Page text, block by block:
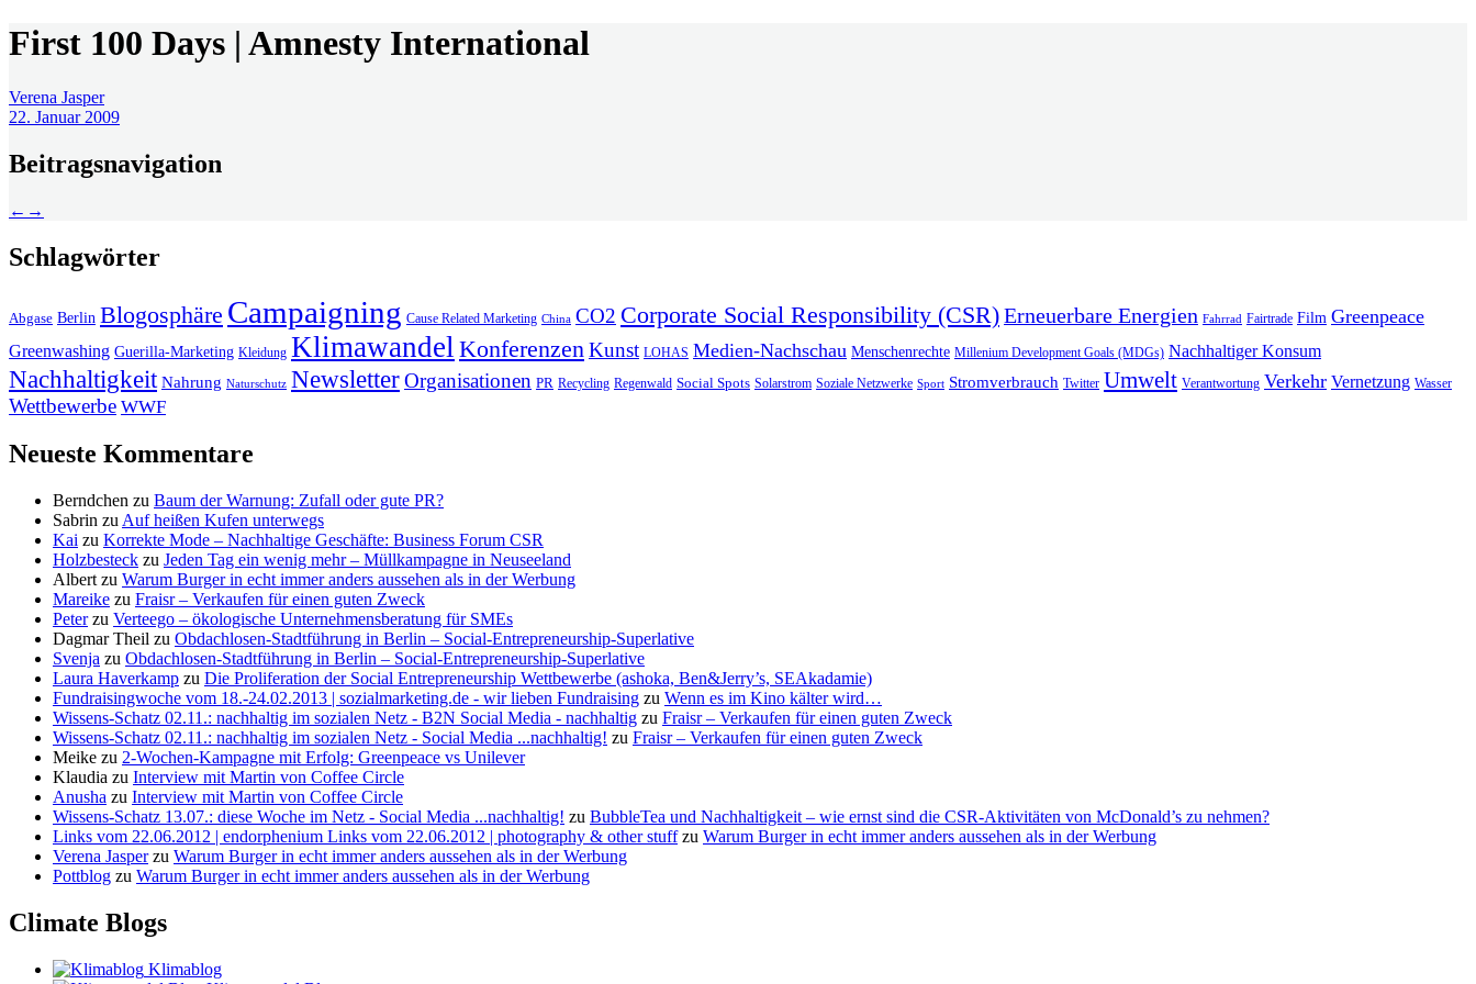
First 100 Days | Amnesty International
Verena Jasper
22. Januar 2009
Beitragsnavigation
← →
Schlagwörter
Abgase Berlin Blogosphäre Campaigning Cause Related Marketing China CO2 Corporate Social Responsibility (CSR)Erneuerbare Energien Fahrrad Fairtrade Film Greenpeace
Greenwashing Guerilla-Marketing Kleidung Klimawandel Konferenzen Kunst LOHAS Medien-Nachschau Menschenrechte Millenium Development Goals (MDGs) Nachhaltiger Konsum
Nachhaltigkeit Nahrung Naturschutz NewsletterOrganisationen PR Recycling Regenwald Social Spots Solarstrom Soziale Netzwerke Sport Stromverbrauch Twitter Umwelt Verantwortung Verkehr Vernetzung Wasser
Wettbewerbe WWF
Neueste Kommentare
Berndchen zu Baum der Warnung: Zufall oder gute PR?
Sabrin zu Auf heißen Kufen unterwegs
Kai zu Korrekte Mode – Nachhaltige Geschäfte: Business Forum CSR
Holzbesteck zu Jeden Tag ein wenig mehr – Müllkampagne in Neuseeland
Albert zu Warum Burger in echt immer anders aussehen als in der Werbung
Mareike zu Fraisr – Verkaufen für einen guten Zweck
Peterzu Verteego – ökologische Unternehmensberatung für SMEs
Dagmar Theil zu Obdachlosen-Stadtführung in Berlin – Social-Entrepreneurship-Superlative
Svenja zu Obdachlosen-Stadtführung in Berlin – Social-Entrepreneurship-Superlative
Laura Haverkamp zu Die Proliferation der Social Entrepreneurship Wettbewerbe (ashoka, Ben&Jerry’s, SEAkadamie)
Fundraisingwoche vom 18.-24.02.2013 | sozialmarketing.de - wir lieben Fundraising zu Wenn es im Kino kälter wird…
Wissens-Schatz 02.11.: nachhaltig im sozialen Netz - B2N Social Media - nachhaltig zu Fraisr – Verkaufen für einen guten Zweck
Wissens-Schatz 02.11.: nachhaltig im sozialen Netz - Social Media ...nachhaltig! zu Fraisr – Verkaufen für einen guten Zweck
Meike zu 2-Wochen-Kampagne mit Erfolg: Greenpeace vs Unilever
Klaudia zu Interview mit Martin von Coffee Circle
Anusha zu Interview mit Martin von Coffee Circle
Wissens-Schatz 13.07.: diese Woche im Netz - Social Media ...nachhaltig! zu BubbleTea und Nachhaltigkeit – wie ernst sind die CSR-Aktivitäten von McDonald’s zu nehmen?
Links vom 22.06.2012 | endorphenium Links vom 22.06.2012 | photography & other stuffzu Warum Burger in echt immer anders aussehen als in der Werbung
Verena Jasperzu Warum Burger in echt immer anders aussehen als in der Werbung
Pottblog zu Warum Burger in echt immer anders aussehen als in der Werbung
Climate Blogs
Klimablog